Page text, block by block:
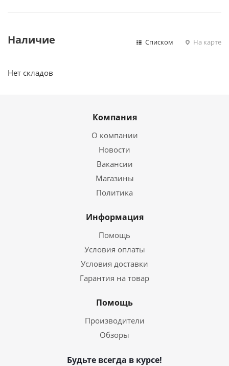
Наличие Списком На карте
Нет складов
Компания
О компании
Новости
Вакансии
Магазины
Политика
Информация
Помощь
Условия оплаты
Условия доставки
Гарантия на товар
Помощь
Производители
Обзоры
Будьте всегда в курсе!